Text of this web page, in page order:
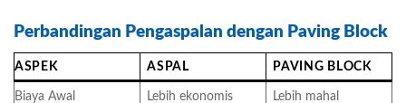
Perbandingan Pengaspalan dengan Paving Block
ASPEK ASPAL PAVING BLOCK
Biaya Awal Lebih ekonomis Lebih mahal